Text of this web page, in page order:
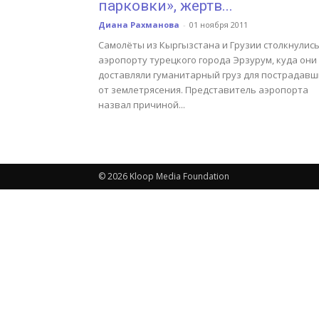
парковки», жертв...
Диана Рахманова - 01 ноября 2011
Самолёты из Кыргызстана и Грузии
аэропорту турецкого города Эрзурум, куда они
доставляли гуманитарный груз для
от землетрясения. Представитель аэропорта
назвал причиной...
© 2026 Kloop Media Foundation